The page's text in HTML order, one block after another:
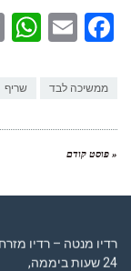
ממשיכה לבד שריף
« פוסט קודם
רדיו מנטה – רדיו
24 שעות ביממה,